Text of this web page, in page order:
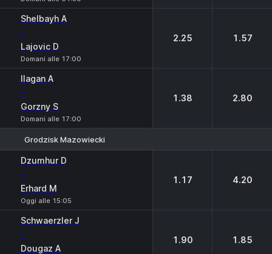
Shelbayh A
-
Lajovic D
Domani alle 17:00
2.25 1.57
Ilagan A
-
Gorzny S
Domani alle 17:00
1.38 2.80
Grodzisk Mazowiecki
Dzumhur D
-
Erhard M
Oggi alle 15:05
1.17 4.20
Schwaerzler J
-
Dougaz A
1.90 1.85